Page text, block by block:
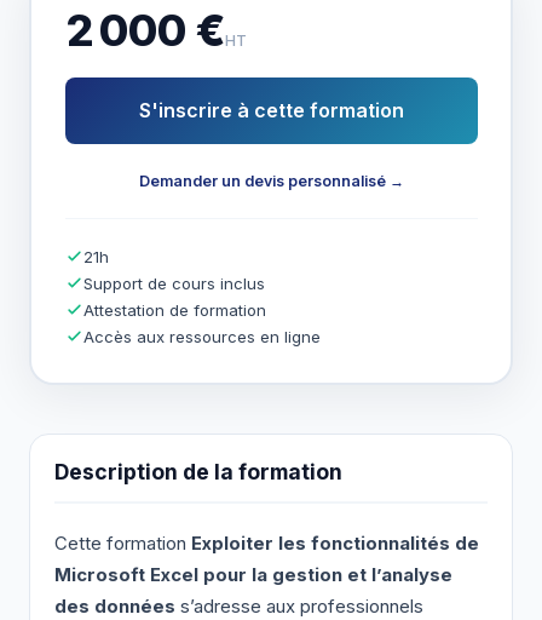
Description de la formation
Cette formation Exploiter les fonctionnalités de
Microsoft Excel pour la gestion et l’analyse
des données s’adresse aux professionnels
2 000 €HT
S'inscrire à cette formation
Demander un devis personnalisé →
21h
Support de cours inclus
Attestation de formation
Accès aux ressources en ligne